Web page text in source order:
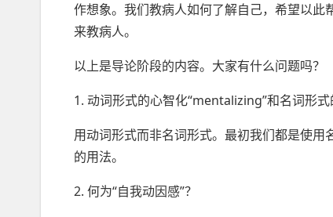
作想象。我们教病人如何了解自己，希望以
来教病人。
以上是导论阶段的内容。大家有什么问题吗？
1. 动词形式的心智化“mentalizing”和名词形
用动词形式而非名词形式。最初我们都是使
的用法。
2. 何为“自我动因感”？